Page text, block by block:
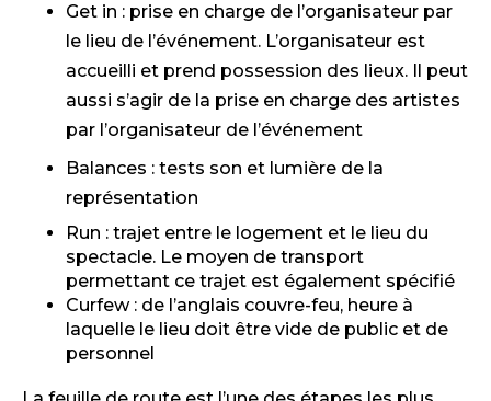
Get in : prise en charge de l’organisateur par
le lieu de l’événement. L’organisateur est
accueilli et prend possession des lieux. Il peut
aussi s’agir de la prise en charge des artistes
par l’organisateur de l’événement
Balances : tests son et lumière de la
représentation
Run : trajet entre le logement et le lieu du
spectacle. Le moyen de transport
permettant ce trajet est également spécifié
Curfew : de l’anglais couvre-feu, heure à
laquelle le lieu doit être vide de public et de
personnel